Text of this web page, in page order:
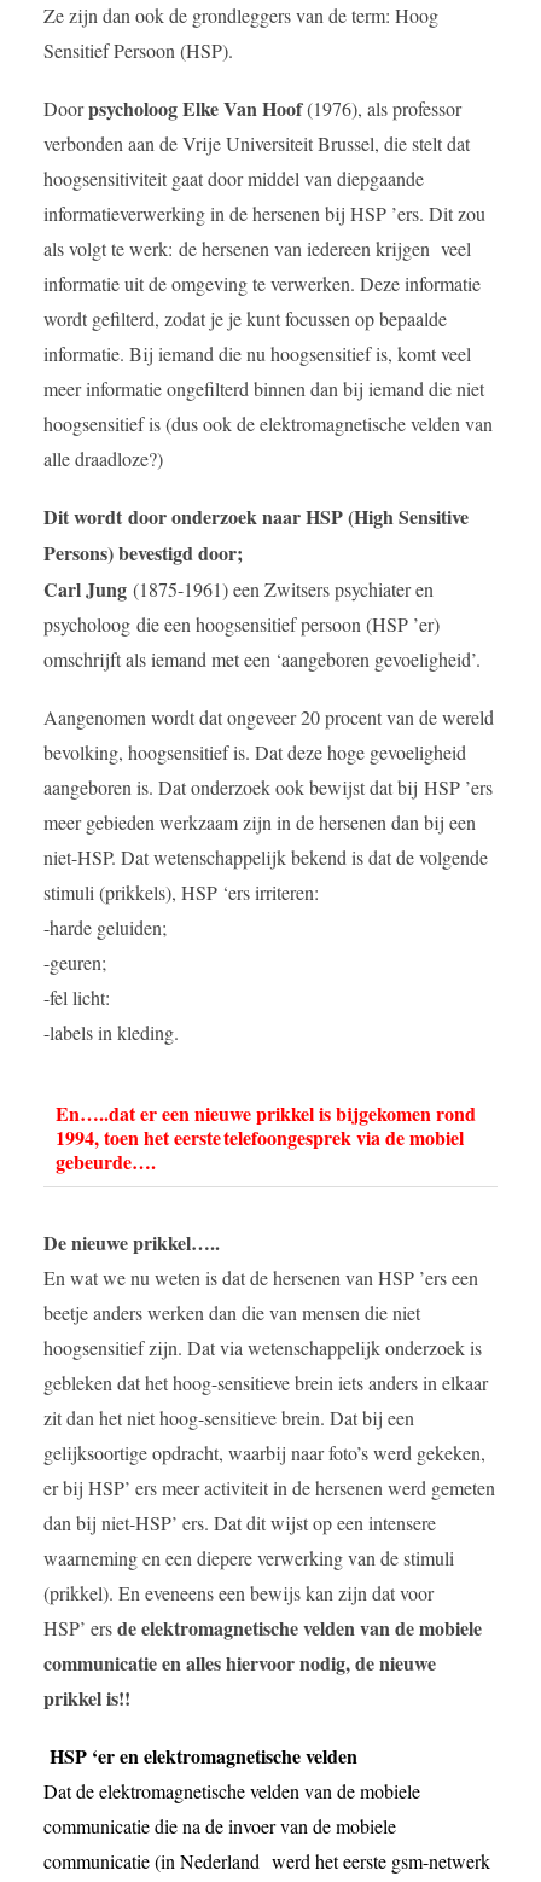
Ze zijn dan ook de grondleggers van de term: Hoog
Sensitief Persoon (HSP).
Doorpsycholoog Elke Van Hoof(1976), als professor
verbonden aan de Vrije Universiteit Brussel, die stelt dat
hoogsensitiviteit gaat door middel van diepgaande
informatieverwerking in de hersenen bij HSP ’ers. Dit zou
als volgt te werk: de hersenen van iedereen krijgen veel
informatie uit de omgeving te verwerken. Deze informatie
wordt gefilterd, zodat je je kunt focussen op bepaalde
informatie. Bij iemand die nu hoogsensitief is, komt veel
meer informatie ongefilterd binnen dan bij iemand die niet
hoogsensitief is (dus ook de elektromagnetische velden van
alle draadloze?)
Dit wordt door onderzoek naar HSP (High Sensitive
Persons) bevestigd door;
Carl Jung(1875-1961) een Zwitsers psychiater en
psycholoog die een hoogsensitief persoon (HSP ’er)
omschrijft als iemand met een ‘aangeboren gevoeligheid’.
Aangenomen wordt dat ongeveer 20 procent van de wereld
bevolking, hoogsensitief is. Dat deze hoge gevoeligheid
aangeboren is. Dat onderzoek ook bewijst dat bij HSP ’ers
meer gebieden werkzaam zijn in de hersenen dan bij een
niet-HSP. Dat wetenschappelijk bekend is dat de volgende
stimuli (prikkels), HSP ‘ers irriteren:
-harde geluiden;
-geuren;
-fel licht:
-labels in kleding.
En…..dat er een nieuwe prikkel is bijgekomen rond
1994, toen het eerstetelefoongesprek via de mobiel
gebeurde….
De nieuwe prikkel…..
En wat we nu weten is dat de hersenen van HSP ’ers een
beetje anders werken dan die van mensen die niet
hoogsensitief zijn. Dat via wetenschappelijk onderzoek is
gebleken dat het hoog-sensitieve brein iets anders in elkaar
zit dan het niet hoog-sensitieve brein. Dat bij een
gelijksoortige opdracht, waarbij naar foto’s werd gekeken,
er bij HSP’ ers meer activiteit in de hersenen werd gemeten
dan bij niet-HSP’ ers. Dat dit wijst op een intensere
waarneming en een diepere verwerking van de stimuli
(prikkel). En eveneens een bewijs kan zijn dat voor
HSP’ ersde elektromagnetische velden van de mobiele
communicatie en alles hiervoor nodig, de nieuwe
prikkel is!!
HSP ‘er en elektromagnetische velden
Dat de elektromagnetische velden van de mobiele
communicatie die na de invoer van de mobiele
communicatie (in Nederland werd het eerste gsm-netwerk